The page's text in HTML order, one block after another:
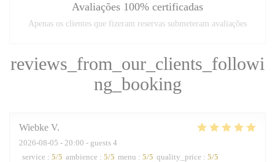
reviews_from_our_clients_followi
ng_booking
Wiebke V
2026-08-05 - 20:00 - guests 4
service : 5/5 ambience : 5/5 menu : 5/5 quality_price : 5/5
Avaliações 100% certificadas
Apenas os clientes que fizeram reservas submeteram avaliações